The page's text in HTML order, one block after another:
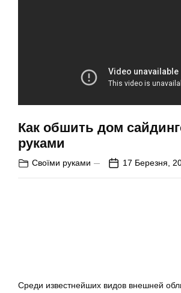
Как обшить дом
руками
Своїми руками 17 Березня,
Среди известнейших видов внешней